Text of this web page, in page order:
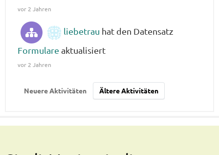
vor 2 Jahren
liebetrau hat den Datensatz
Formulare aktualisiert
vor 2 Jahren
Neuere Aktivitäten Ältere Aktivitäten